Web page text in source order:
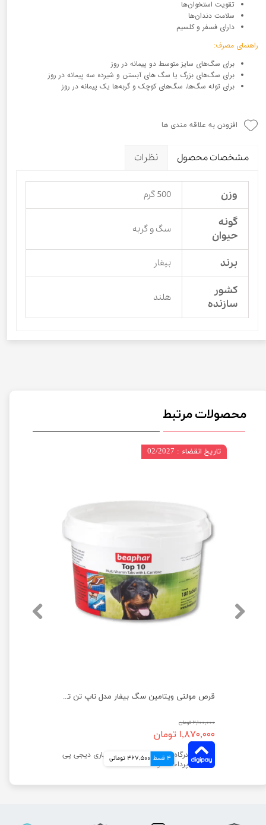
تقویت استخوان‌ها
سلامت دندان‌ها
دارای فسفر و کلسیم
راهنمای مصرف:
برای سگ‌های سایز متوسط دو پیمانه در روز
برای سگ‌های بزرگ یا سگ های آبستن و شیرده سه پیمانه در روز
برای توله سگ‌ها، سگ‌های کوچک و گربه‌ها یک پیمانه در روز
افزودن به علاقه مندی ها
مشخصات محصول نظرات
وزن 500 گرم
گونه
حیوان
سگ و گربه
برند بیفار
کشور
سازنده
هلند
محصولات مرتبط
قرص مولتی ویتامین سگ بیفار مدل تاپ تن تعداد 180 عددی
۲,۱۰۰,۰۰۰ تومان
۱,۸۷۰,۰۰۰ تومان
4 قسط 467,500 تومانی
تاریخ انقضاء : 02/2027